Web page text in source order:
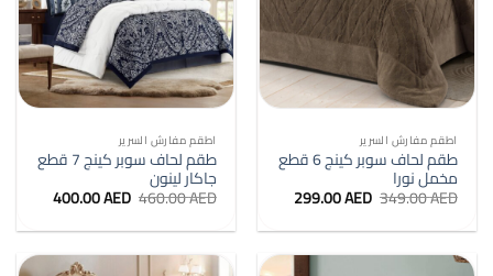
اطقم مفارش السرير
طقم لحاف سوبر كينج 6 قطع
مخمل نورا
349.00AED السعر
الأصلي
هو:
349.00 AED.
299.00AED
هو:
299.00 AED.
اطقم مفارش السرير
طقم لحاف سوبر كينج 7 قطع
جاكار لينون
460.00AED السعر
الأصلي
هو:
460.00 AED.
400.00AED السعر
الحالي
هو:
400.00 AED.